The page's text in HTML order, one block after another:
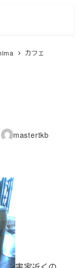
カフェ
著
mastertkb